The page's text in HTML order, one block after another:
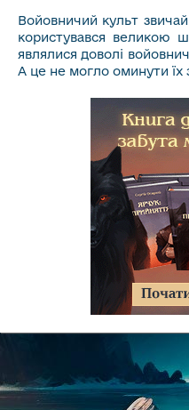
Войовничий культ
користувався великою
являлися доволі
А це не могло оминути їх